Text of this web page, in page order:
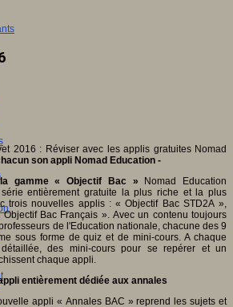
2016 : Réviser avec les applis gratuites Nomad
son appli Nomad Education -
gamme «
Objectif Bac » Nomad Education
entièrement gratuite la plus riche et la plus
trois nouvelles applis : « Objectif Bac STD2A »,
Bac Français ». Avec un contenu toujours
de l'Education nationale, chacune des 9
sous forme de quiz et de mini-cours. A chaque
des mini-cours pour se repérer et un
chaque appli.
entièrement dédiée aux annales
appli « Annales BAC » reprend les sujets et